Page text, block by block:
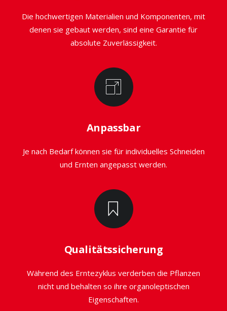
Die hochwertigen Materialien und Komponenten, mit
denen sie gebaut werden, sind eine Garantie für
absolute Zuverlässigkeit.
Anpassbar
Je nach Bedarf können sie für individuelles Schneiden
und Ernten angepasst werden.
Qualitätssicherung
Während des Erntezyklus verderben die Pflanzen
nicht und behalten so ihre organoleptischen
Eigenschaften.